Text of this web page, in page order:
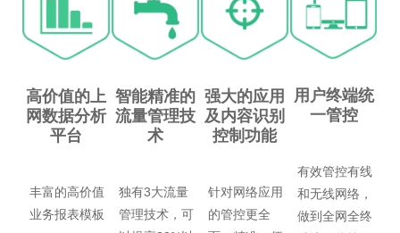
高价值的上
网数据分析
平台
丰富的高价值
业务报表模板
智能精准的
流量管理技
术
独有3大流量
管理技术，可
强大的应用
及内容识别
控制功能
针对网络应用
的管控更全
用户终端统
一管控
有效管控有线
和无线网络，
做到全网全终